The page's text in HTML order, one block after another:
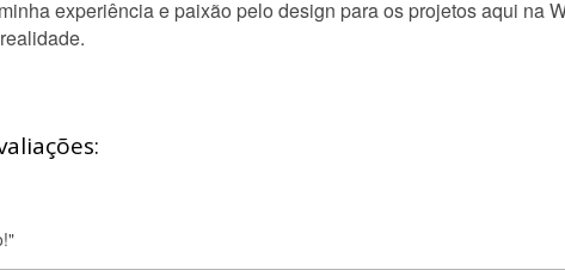
experiência e paixão pelo design para os projetos aqui na